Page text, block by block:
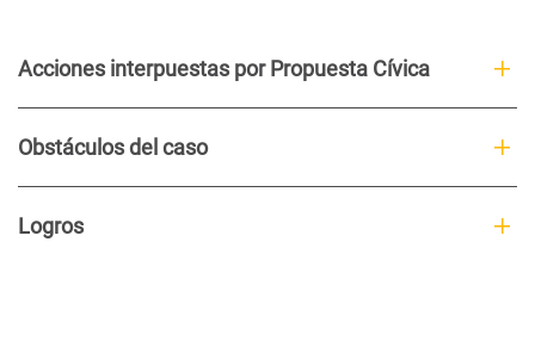
Acciones interpuestas por Propuesta Cívica
Obstáculos del caso
Logros